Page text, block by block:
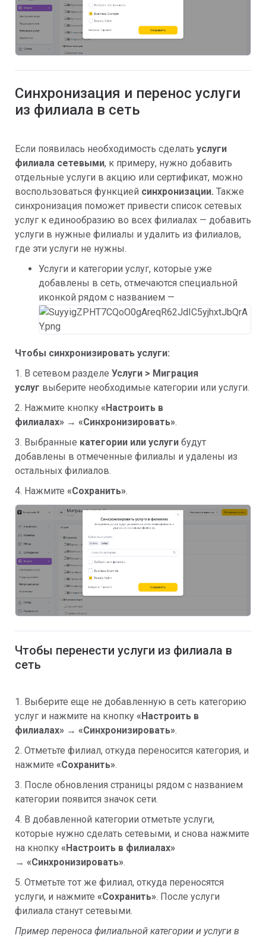
Синхронизация и перенос услуги
из филиала в сеть
Если появилась необходимость сделать услуги
филиала сетевыми, к примеру, нужно добавить
отдельные услуги в акцию или сертификат, можно
воспользоваться функцией синхронизации. Также
синхронизация поможет привести список сетевых
услуг к единообразию во всех филиалах — добавить
услуги в нужные филиалы и удалить из филиалов,
где эти услуги не нужны.
Услуги и категории услуг, которые уже
добавлены в сеть, отмечаются специальной
иконкой рядом с названием —
Чтобы синхронизировать услуги:
1. В сетевом разделе Услуги > Миграция
услуг выберите необходимые категории или услуги.
2. Нажмите кнопку «Настроить в
филиалах» → «Синхронизировать».
3. Выбранные категории или услуги будут
добавлены в отмеченные филиалы и удалены из
остальных филиалов.
4. Нажмите «Сохранить».
Чтобы перенести услуги из филиала в
сеть
1. Выберите еще не добавленную в сеть категорию
услуг и нажмите на кнопку «Настроить в
филиалах» → «Синхронизировать».
2. Отметьте филиал, откуда переносится категория, и
нажмите «Сохранить».
3. После обновления страницы рядом с названием
категории появится значок сети.
4. В добавленной категории отметьте услуги,
которые нужно сделать сетевыми, и снова нажмите
на кнопку «Настроить в филиалах»
→ «Синхронизировать».
5. Отметьте тот же филиал, откуда переносятся
услуги, и нажмите «Сохранить». После услуги
филиала станут сетевыми.
Пример переноса филиальной категории и услуги в